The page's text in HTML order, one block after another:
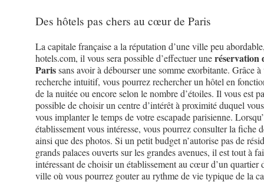
Des hôtels pas chers au cœur de Paris
La capitale française a la réputation d’une ville peu
hotels.com, il vous sera possible d’effectuer uneréservation
Parissans avoir à débourser une somme exorbitante. Grâce
recherche intuitif, vous pourrez rechercher un hôtel en
de la nuitée ou encore selon le nombre d’étoiles. Il vous est
possible de choisir un centre d’intérêt à proximité duquel
vous implanter le temps de votre escapade parisienne.
établissement vous intéresse, vous pourrez consulter la fiche
ainsi que des photos. Si un petit budget n’autorise pas de
grands palaces ouverts sur les grandes avenues, il est tout à
intéressant de choisir un établissement au cœur d’un quartier
ville où vous pourrez gouter au rythme de vie typique de la